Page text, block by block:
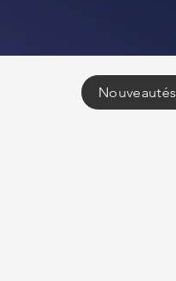
Nouveautés